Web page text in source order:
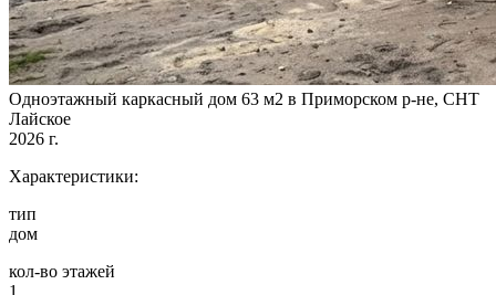
Одноэтажный каркасный дом 63 м2 в Приморском р-не, СНТ
Лайское
2026 г.
Характеристики:
тип
дом
кол-во этажей
1